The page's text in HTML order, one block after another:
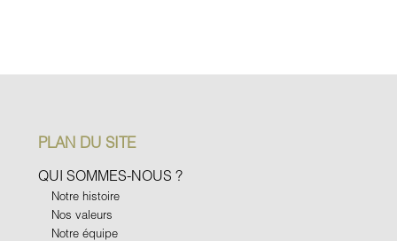
PLAN DU SITE
QUI SOMMES-NOUS ?
Notre histoire
Nos valeurs
Notre équipe